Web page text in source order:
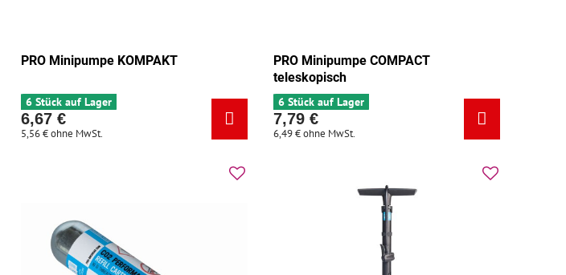
PRO Minipumpe KOMPAKT
6 Stück auf Lager
6,67 €
5,56 €ohne MwSt.
PRO Minipumpe COMPACT
teleskopisch
6 Stück auf Lager
7,79 €
6,49 €ohne MwSt.